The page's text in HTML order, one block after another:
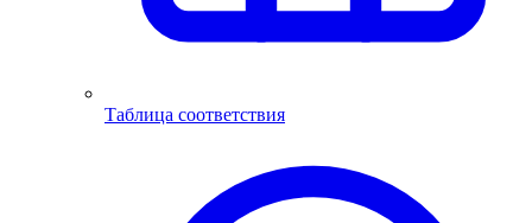
Таблица соответствия